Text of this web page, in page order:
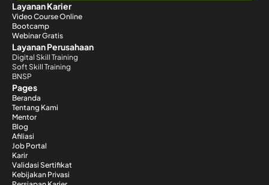
Layanan Karier
Video Course Online
Bootcamp
Webinar Gratis
Layanan Perusahaan
Digital Skill Training
Soft Skill Training
BNSP
Pages
Beranda
Tentang Kami
Mentor
Blog
Afiliasi
Job Portal
Karir
Validasi Sertifikat
Kebijakan Privasi